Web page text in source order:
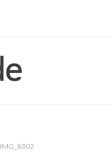
IMG_8302